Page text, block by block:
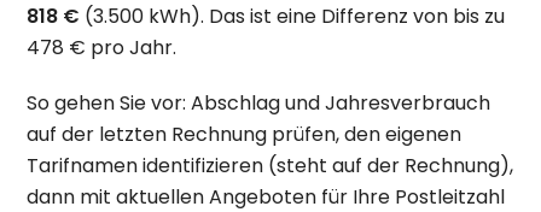
818 € (3.500 kWh). Das ist eine Differenz von bis zu
478 € pro Jahr.
So gehen Sie vor: Abschlag und Jahresverbrauch
auf der letzten Rechnung prüfen, den eigenen
Tarifnamen identifizieren (steht auf der Rechnung),
dann mit aktuellen Angeboten für Ihre Postleitzahl